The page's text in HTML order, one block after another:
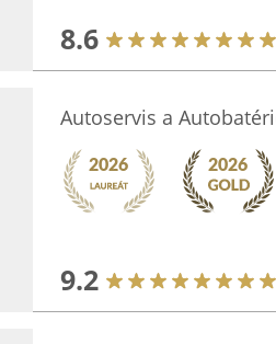
8.6
Autoservis a
9.2